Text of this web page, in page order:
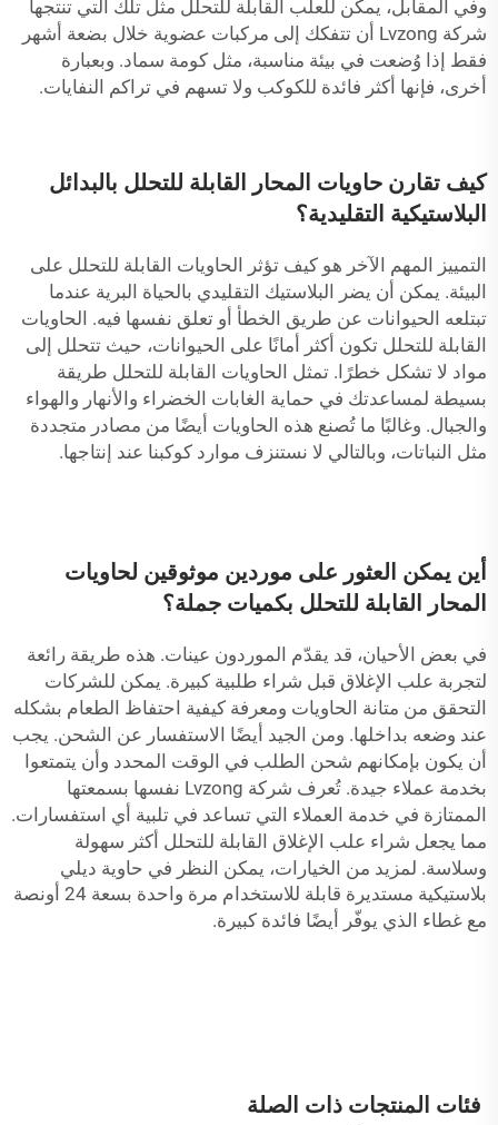
وفي المقابل، يمكن للعلب القابلة للتحلل مثل تلك التي تنتجها
شركة Lvzong أن تتفكك إلى مركبات عضوية خلال بضعة أشهر
فقط إذا وُضعت في بيئة مناسبة، مثل كومة سماد. وبعبارة
أخرى، فإنها أكثر فائدة للكوكب ولا تسهم في تراكم النفايات.
كيف تقارن حاويات المحار القابلة للتحلل بالبدائل
البلاستيكية التقليدية؟
التمييز المهم الآخر هو كيف تؤثر الحاويات القابلة للتحلل على
البيئة. يمكن أن يضر البلاستيك التقليدي بالحياة البرية عندما
تبتلعه الحيوانات عن طريق الخطأ أو تعلق نفسها فيه. الحاويات
القابلة للتحلل تكون أكثر أمانًا على الحيوانات، حيث تتحلل إلى
مواد لا تشكل خطرًا. تمثل الحاويات القابلة للتحلل طريقة
بسيطة لمساعدتك في حماية الغابات الخضراء والأنهار والهواء
والجبال. وغالبًا ما تُصنع هذه الحاويات أيضًا من مصادر متجددة
مثل النباتات، وبالتالي لا نستنزف موارد كوكبنا عند إنتاجها.
أين يمكن العثور على موردين موثوقين لحاويات
المحار القابلة للتحلل بكميات جملة؟
في بعض الأحيان، قد يقدّم الموردون عينات. هذه طريقة رائعة
لتجربة علب الإغلاق قبل شراء طلبية كبيرة. يمكن للشركات
التحقق من متانة الحاويات ومعرفة كيفية احتفاظ الطعام بشكله
عند وضعه بداخلها. ومن الجيد أيضًا الاستفسار عن الشحن. يجب
أن يكون بإمكانهم شحن الطلب في الوقت المحدد وأن يتمتعوا
بخدمة عملاء جيدة. تُعرف شركة Lvzong نفسها بسمعتها
الممتازة في خدمة العملاء التي تساعد في تلبية أي استفسارات.
مما يجعل شراء علب الإغلاق القابلة للتحلل أكثر سهولة
وسلاسة. لمزيد من الخيارات، يمكن النظر في حاوية ديلي
بلاستيكية مستديرة قابلة للاستخدام مرة واحدة بسعة 24 أونصة
مع غطاء الذي يوفّر أيضًا فائدة كبيرة.
فئات المنتجات ذات الصلة